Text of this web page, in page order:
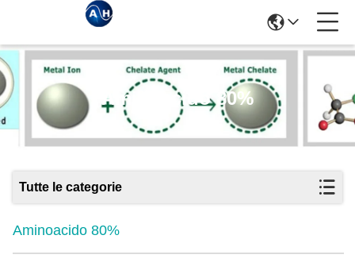
Aminoacido 80%
Tutte le categorie
Aminoacido 80%